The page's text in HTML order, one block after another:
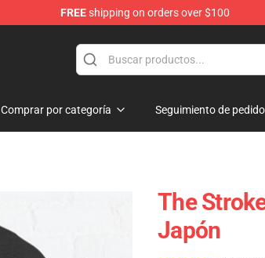
FREEshipping on orders over $100
Comprar por categoría Seguimiento de pedido
The
Japón